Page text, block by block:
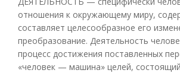
отношения к окружающему миру,
составляет целесообразное его
преобразование. Деятельность
процесс достижения поставленных
«человек — машина» целей,